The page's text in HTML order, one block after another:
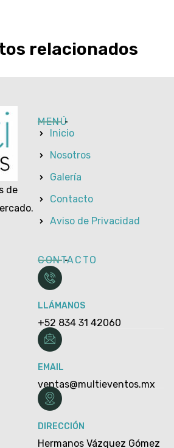
relacionados
de
MENÚ
Inicio
Nosotros
Galería
Contacto
Aviso de Privacidad
CONTACTO
LLÁMANOS
+52 834 31 42060
EMAIL
ventas@multieventos.mx
DIRECCIÓN
Hermanos Vázquez Gómez